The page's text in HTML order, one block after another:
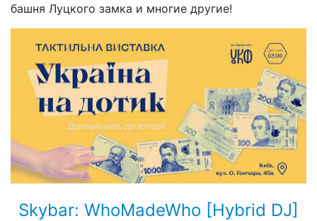
башня Луцкого замка и многие другие!
Skybar: WhoMadeWho [Hybrid DJ]